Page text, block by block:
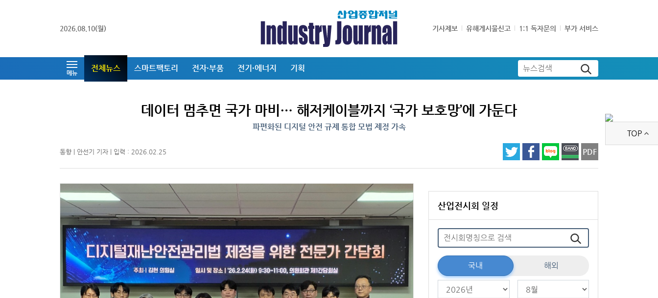
2026.08.10(월) 기사제보 유해게시물신고 1:1 독자문의 부가 서비스
메뉴 전체뉴스 스마트팩토리 전자·부품 전기·에너지 기획 뉴스검색
TOP
데이터 멈추면 국가 마비… 해저케이블까지 ‘국가 보호망’에 가둔다
파편화된 디지털 안전 규제 통합 모법 제정 가속
동향 | 안선기 기자 | 입력 : 2026.02.25 PDF
산업전시회 일정
국내 해외